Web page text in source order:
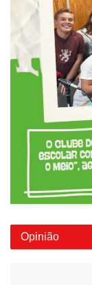
Opinião